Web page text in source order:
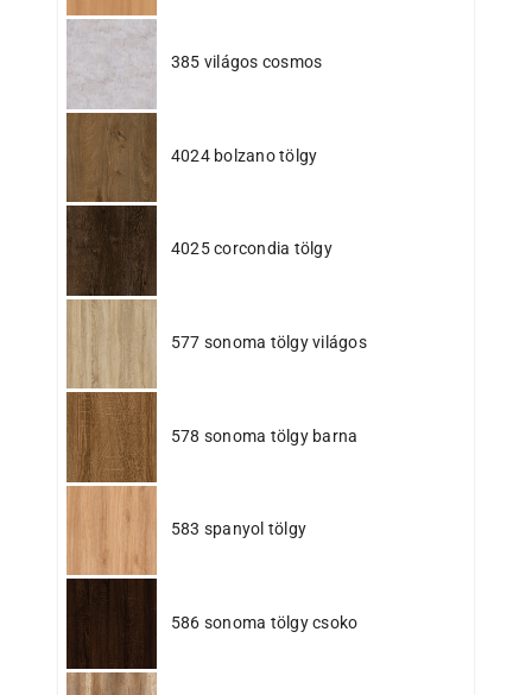
385 világos cosmos
4024 bolzano tölgy
4025 corcondia tölgy
577 sonoma tölgy világos
578 sonoma tölgy barna
583 spanyol tölgy
586 sonoma tölgy csoko